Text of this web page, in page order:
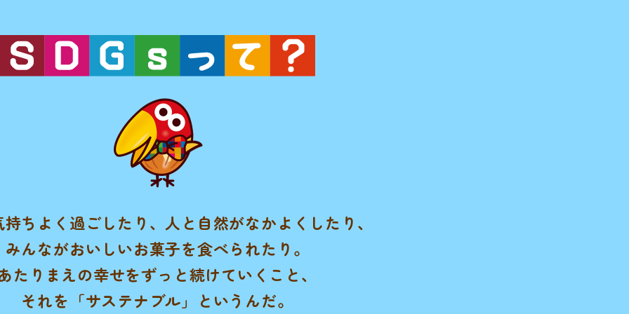
ちよく過ごしたり、 人と自然がなかよくしたり、
みんながおいしいお菓子を食べられたり。
たりまえの幸せをずっと続けていくこと、
それを「サステナブル」というんだ。